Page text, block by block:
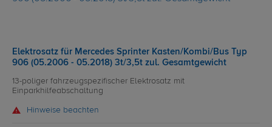
Elektrosatz für Mercedes Sprinter Kasten/Kombi/Bus Typ
906 (05.2006 - 05.2018) 3t/3,5t zul. Gesamtgewicht
13-poliger fahrzeugspezifischer Elektrosatz mit
Einparkhilfeabschaltung
Hinweise beachten